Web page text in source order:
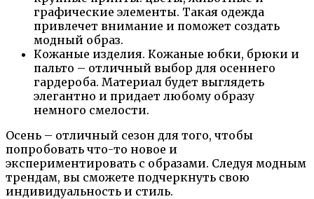
графические элементы. Такая одежда
привлечет внимание и поможет создать
модный образ.
Кожаные изделия. Кожаные юбки, брюки и
пальто – отличный выбор для осеннего
гардероба. Материал будет выглядеть
элегантно и придает любому образу
немного смелости.
Осень – отличный сезон для того, чтобы
попробовать что-то новое и
экспериментировать с образами. Следуя модным
трендам, вы сможете подчеркнуть свою
индивидуальность и стиль.